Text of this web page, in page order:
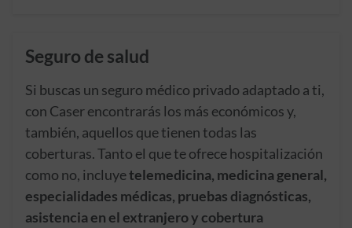
Seguro de salud
Si buscas un seguro médico privado adaptado a ti,
con Caser encontrarás los más económicos y,
también, aquellos que tienen todas las
coberturas. Tanto el que te ofrece hospitalización
como no, incluyetelemedicina, medicina general,
especialidades médicas, pruebas diagnósticas,
asistencia en el extranjero y cobertura